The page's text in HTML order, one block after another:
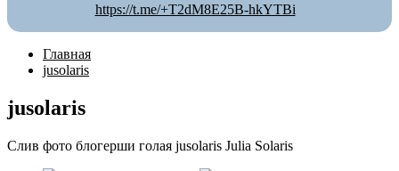
https://t.me/+T2dM8E25B-hkYTBi
Главная
jusolaris
jusolaris
Слив фото блогерши голая jusolaris Julia Solaris